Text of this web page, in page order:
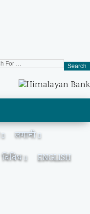
Search
लगानी
विविध ENGLISH